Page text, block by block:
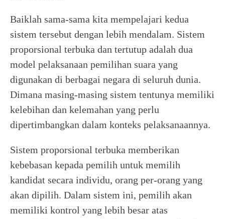
Baiklah sama-sama kita mempelajari kedua
sistem tersebut dengan lebih mendalam. Sistem
proporsional terbuka dan tertutup adalah dua
model pelaksanaan pemilihan suara yang
digunakan di berbagai negara di seluruh dunia.
Dimana masing-masing sistem tentunya memiliki
kelebihan dan kelemahan yang perlu
dipertimbangkan dalam konteks pelaksanaannya.
Sistem proporsional terbuka memberikan
kebebasan kepada pemilih untuk memilih
kandidat secara individu, orang per-orang yang
akan dipilih. Dalam sistem ini, pemilih akan
memiliki kontrol yang lebih besar atas